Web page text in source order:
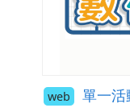
web 單一